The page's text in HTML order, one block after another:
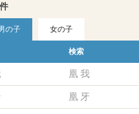
の子 女の子
検索
凰 我
凰 牙